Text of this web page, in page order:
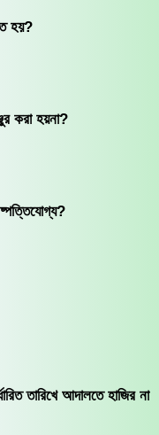
হয়?
করা হয়না?
তারিখে আদালতে হাজির না